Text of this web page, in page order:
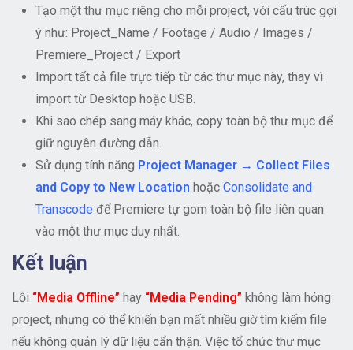
Tạo một thư mục riêng cho mỗi project, với cấu trúc gợi
ý như: Project_Name / Footage / Audio / Images /
Premiere_Project / Export
Import tất cả file trực tiếp từ các thư mục này, thay vì
import từ Desktop hoặc USB.
Khi sao chép sang máy khác, copy toàn bộ thư mục để
giữ nguyên đường dẫn.
Sử dụng tính năng Project Manager → Collect Files
and Copy to New Location hoặc Consolidate and
Transcode để Premiere tự gom toàn bộ file liên quan
vào một thư mục duy nhất.
Kết luận
Lỗi “Media Offline” hay “Media Pending” không làm hỏng
project, nhưng có thể khiến bạn mất nhiều giờ tìm kiếm file
nếu không quản lý dữ liệu cẩn thận. Việc tổ chức thư mục